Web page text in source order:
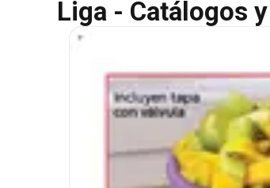
Liga - Catálogos